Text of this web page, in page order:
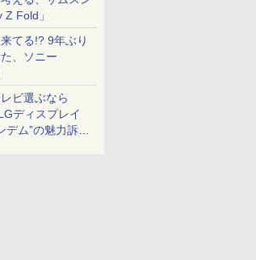
Fold」
てる!? 9年ぶり
、ソニー
レビ選ぶなら
ディスプレイ
デム”の魅力訴